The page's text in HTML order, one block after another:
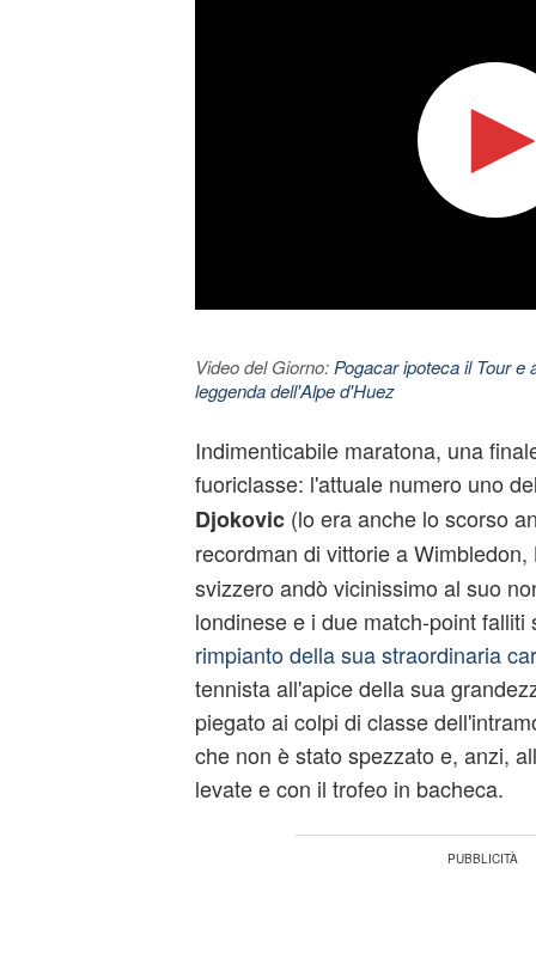
Video del Giorno: Pogacar ipoteca il Tour e
leggenda dell'Alpe d'Huez
Indimenticabile maratona, una
fuoriclasse: l'attuale numero uno
Djokovic(lo era anche lo scorso
recordman di vittorie a Wimbledon,
svizzero andò vicinissimo al suo
londinese e i due match-point falliti
rimpianto della sua straordinaria
tennista all'apice della sua
piegato ai colpi di classe
che non è stato spezzato e, anzi,
levate e con il trofeo in bacheca.